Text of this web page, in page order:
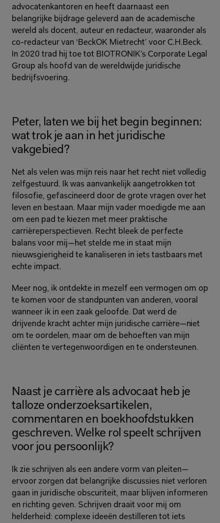
advocatenkantoren en heeft daarnaast een
belangrijke bijdrage geleverd aan de academische
wereld als docent, auteur en redacteur, waaronder als
co-redacteur van ‘BeckOK Mietrecht’ voor C.H.Beck.
In 2020 trad hij toe tot BIOTRONIK’s Corporate Legal
Group als hoofd van de wereldwijde juridische
bedrijfsvoering.
Peter, laten we bij het begin beginnen:
wat trok je aan in het juridische
vakgebied?
Net als velen was mijn reis naar het recht niet volledig
zelfgestuurd. Ik was aanvankelijk aangetrokken tot
filosofie, gefascineerd door de grote vragen over het
leven en bestaan. Maar mijn vader moedigde me aan
om een pad te kiezen met meer praktische
carrièreperspectieven. Recht bleek de perfecte
balans voor mij—het stelde me in staat mijn
nieuwsgierigheid te kanaliseren in iets tastbaars met
echte impact.
Meer nog, ik ontdekte in mezelf een vermogen om op
te komen voor de standpunten van anderen, vooral
wanneer ik in een zaak geloofde. Dat werd de
drijvende kracht achter mijn juridische carrière—niet
om te oordelen, maar om de behoeften van mijn
cliënten te vertegenwoordigen en te ondersteunen.
Naast je carrière als advocaat heb je
talloze onderzoeksartikelen,
commentaren en boekhoofdstukken
geschreven. Welke rol speelt schrijven
voor jou persoonlijk?
Ik zie schrijven als een andere vorm van pleiten—
ervoor zorgen dat belangrijke discussies niet verloren
gaan in juridische obscuriteit, maar blijven informeren
en richting geven. Schrijven draait voor mij om
helderheid: complexe ideeën destilleren tot iets